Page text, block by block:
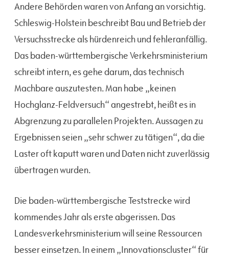
Andere Behörden waren von Anfang an vorsichtig.
Schleswig-Holstein beschreibt Bau und Betrieb der
Versuchsstrecke als hürdenreich und fehleranfällig.
Das baden-württembergische Verkehrsministerium
schreibt intern, es gehe darum, das technisch
Machbare auszutesten. Man habe „keinen
Hochglanz-Feldversuch“ angestrebt, heißt es in
Abgrenzung zu parallelen Projekten. Aussagen zu
Ergebnissen seien „sehr schwer zu tätigen“, da die
Laster oft kaputt waren und Daten nicht zuverlässig
übertragen wurden.
Die baden-württembergische Teststrecke wird
kommendes Jahr als erste abgerissen. Das
Landesverkehrsministerium will seine Ressourcen
besser einsetzen. In einem „Innovationscluster“ für